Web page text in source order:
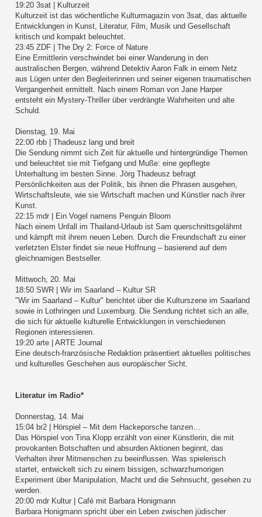
19:20 3sat | Kulturzeit
Kulturzeit ist das wöchentliche Kulturmagazin von 3sat, das aktuelle
Entwicklungen in Kunst, Literatur, Film, Musik und Gesellschaft
kritisch und kompakt beleuchtet.
23:45 ZDF | The Dry 2: Force of Nature
Eine Ermittlerin verschwindet bei einer Wanderung in den
australischen Bergen, während Detektiv Aaron Falk in einem Netz
aus Lügen unter den Begleiterinnen und seiner eigenen traumatischen
Vergangenheit ermittelt. Nach einem Roman von Jane Harper
entsteht ein Mystery-Thriller über verdrängte Wahrheiten und alte
Schuld.
Dienstag, 19. Mai
22:00 rbb | Thadeusz lang und breit
Die Sendung nimmt sich Zeit für aktuelle und hintergründige Themen
und beleuchtet sie mit Tiefgang und Muße: eine gepflegte
Unterhaltung im besten Sinne. Jörg Thadeusz befragt
Persönlichkeiten aus der Politik, bis ihnen die Phrasen ausgehen,
Wirtschaftsleute, wie sie Wirtschaft machen und Künstler nach ihrer
Kunst.
22:15 mdr | Ein Vogel namens Penguin Bloom
Nach einem Unfall im Thailand-Urlaub ist Sam querschnittsgelähmt
und kämpft mit ihrem neuen Leben. Durch die Freundschaft zu einer
verletzten Elster findet sie neue Hoffnung – basierend auf dem
gleichnamigen Bestseller.
Mittwoch, 20. Mai
18:50 SWR | Wir im Saarland – Kultur SR
"Wir im Saarland – Kultur" berichtet über die Kulturszene im Saarland
sowie in Lothringen und Luxemburg. Die Sendung richtet sich an alle,
die sich für aktuelle kulturelle Entwicklungen in verschiedenen
Regionen interessieren.
19:20 arte | ARTE Journal
Eine deutsch-französische Redaktion präsentiert aktuelles politisches
und kulturelles Geschehen aus europäischer Sicht.
Literatur im Radio*
Donnerstag, 14. Mai
15:04 br2 | Hörspiel – Mit dem Hackeporsche tanzen…
Das Hörspiel von Tina Klopp erzählt von einer Künstlerin, die mit
provokanten Botschaften und absurden Aktionen beginnt, das
Verhalten ihrer Mitmenschen zu beeinflussen. Was spielerisch
startet, entwickelt sich zu einem bissigen, schwarzhumorigen
Experiment über Manipulation, Macht und die Sehnsucht, gesehen zu
werden.
20:00 mdr Kultur | Café mit Barbara Honigmann
Barbara Honigmann spricht über ein Leben zwischen jüdischer